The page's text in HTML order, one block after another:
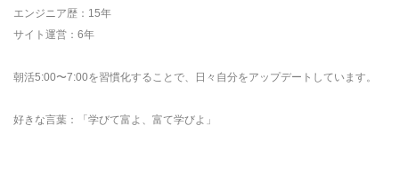
エンジニア歴：15年
サイト運営：6年
朝活5:00〜7:00を習慣化することで、日々自分をアップデートしています。
好きな言葉：「学びて富よ、富て学びよ」